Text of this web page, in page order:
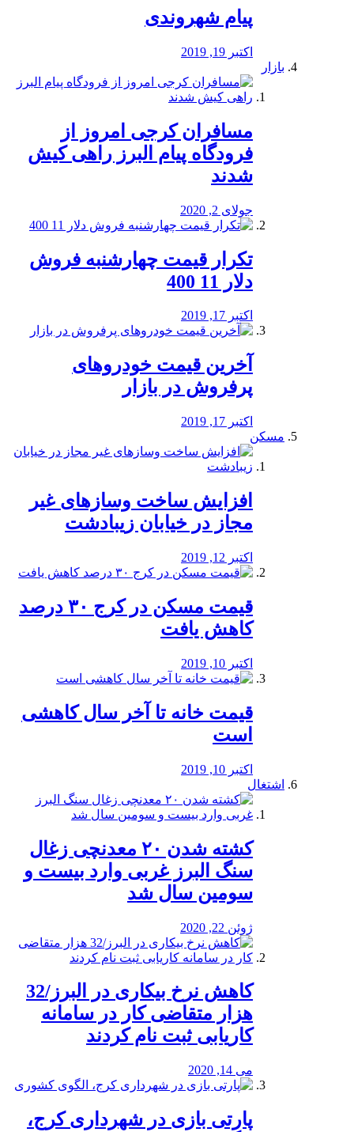
پیام شهروندی
اکتبر 19, 2019
بازار
مسافران کرجی امروز از
فرودگاه پیام البرز راهی کیش
شدند
جولای 2, 2020
تکرار قیمت چهارشنبه فروش
دلار 11 400
اکتبر 17, 2019
آخرین قیمت خودرو‌های
پرفروش در بازار
اکتبر 17, 2019
مسکن
افزایش ساخت وسازهای غیر
مجاز در خیابان زیبادشت
اکتبر 12, 2019
️قیمت مسکن در کرج ۳۰ درصد
کاهش یافت
اکتبر 10, 2019
قیمت خانه تا آخر سال کاهشی
است
اکتبر 10, 2019
اشتغال
کشته شدن ۲۰ معدنچی زغال
سنگ البرز غربی وارد بیست و
سومین سال شد
ژوئن 22, 2020
کاهش نرخ بیکاری در البرز/32
هزار متقاضی کار در سامانه
کاریابی ثبت نام کردند
می 14, 2020
پارتی بازی در شهرداری کرج،